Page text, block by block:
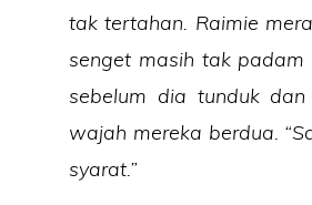
tak tertahan. Raimie
senget masih tak padam
sebelum dia tunduk dan
wajah mereka berdua.
syarat.”